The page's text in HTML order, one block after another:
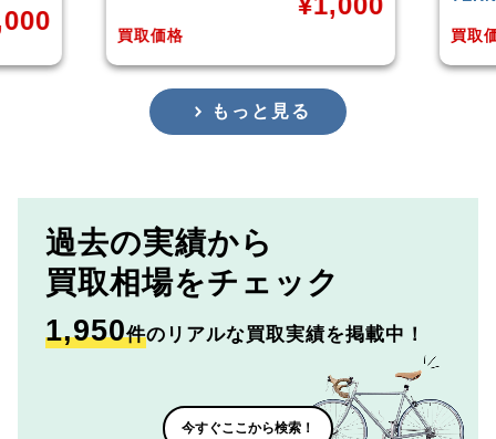
買取価格 買取価格
もっと見る
過去の実績から
買取相場をチェック
1,950件のリアルな買取実績を掲載中！
今すぐここから検索！